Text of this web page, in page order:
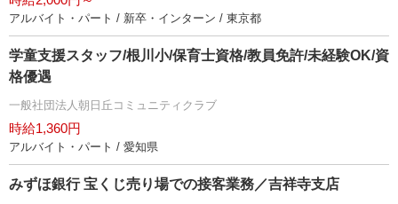
アルバイト・パート / 新卒・インターン / 東京都
学童支援スタッフ/根川小/保育士資格/教員免許/未経験OK/資
格優遇
一般社団法人朝日丘コミュニティクラブ
時給1,360円
アルバイト・パート / 愛知県
みずほ銀行 宝くじ売り場での接客業務／吉祥寺支店